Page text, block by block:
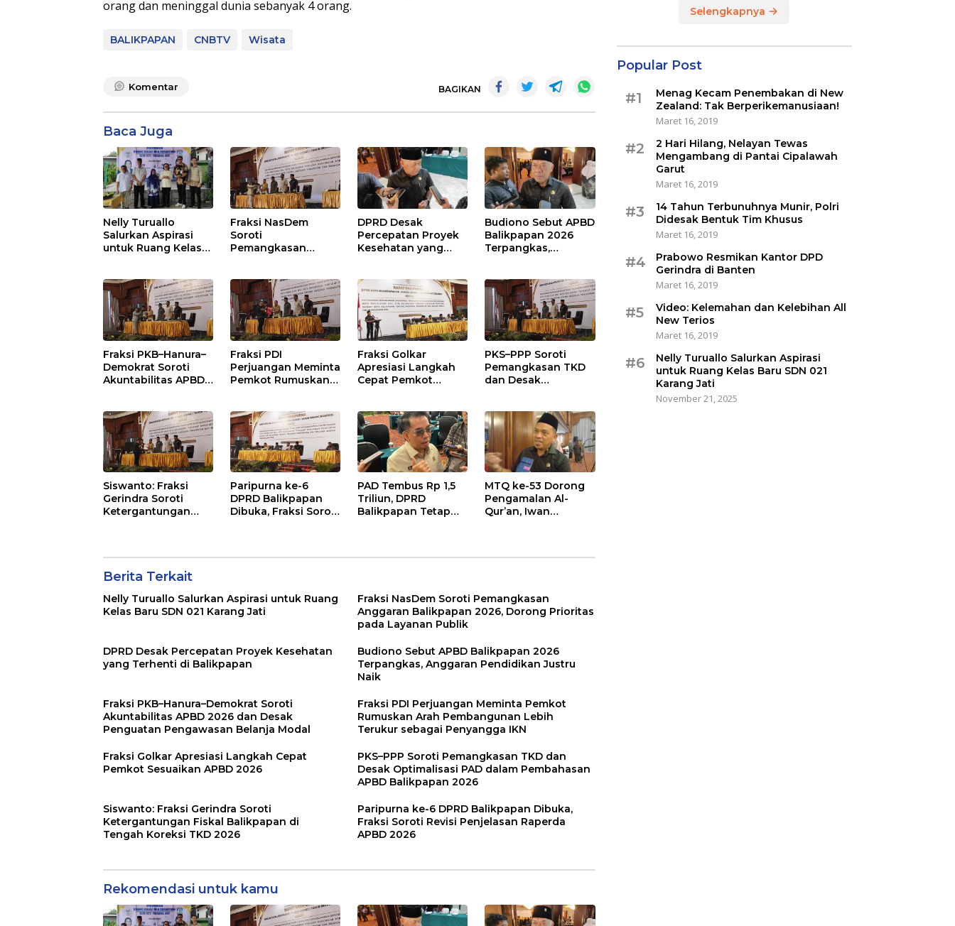
orang dan meninggal dunia sebanyak 4 orang.
BALIKPAPAN CNBTV Wisata
Komentar BAGIKAN
Baca Juga
Nelly Turuallo
Salurkan Aspirasi
untuk Ruang Kelas
Fraksi NasDem
Soroti
Pemangkasan
Dorong Prioritas
pada Layanan
Publik
DPRD Desak
Percepatan Proyek
Kesehatan yang
Budiono Sebut APBD
Balikpapan 2026
Terpangkas,
Naik
Fraksi PKB–Hanura–
Demokrat Soroti
Akuntabilitas APBD
Pengawasan
Belanja Modal
Fraksi PDI
Perjuangan Meminta
Pemkot Rumuskan
sebagai Penyangga
IKN
Fraksi Golkar
Apresiasi Langkah
Cepat Pemkot
PKS–PPP Soroti
Pemangkasan TKD
dan Desak
APBD Balikpapan
2026
Siswanto: Fraksi
Gerindra Soroti
Ketergantungan
Paripurna ke-6
DPRD Balikpapan
Dibuka, Fraksi Soroti
PAD Tembus Rp 1,5
Triliun, DPRD
Balikpapan Tetap
MTQ ke-53 Dorong
Pengamalan Al-
Qur’an, Iwan
Berita Terkait
Nelly Turuallo Salurkan Aspirasi untuk Ruang
Kelas Baru SDN 021 Karang Jati
Fraksi NasDem Soroti Pemangkasan
Anggaran Balikpapan 2026, Dorong Prioritas
pada Layanan Publik
DPRD Desak Percepatan Proyek Kesehatan
yang Terhenti di Balikpapan
Budiono Sebut APBD Balikpapan 2026
Terpangkas, Anggaran Pendidikan Justru
Naik
Fraksi PKB–Hanura–Demokrat Soroti
Akuntabilitas APBD 2026 dan Desak
Penguatan Pengawasan Belanja Modal
Fraksi PDI Perjuangan Meminta Pemkot
Rumuskan Arah Pembangunan Lebih
Terukur sebagai Penyangga IKN
Fraksi Golkar Apresiasi Langkah Cepat
Pemkot Sesuaikan APBD 2026
PKS–PPP Soroti Pemangkasan TKD dan
Desak Optimalisasi PAD dalam Pembahasan
APBD Balikpapan 2026
Siswanto: Fraksi Gerindra Soroti
Ketergantungan Fiskal Balikpapan di
Tengah Koreksi TKD 2026
Paripurna ke-6 DPRD Balikpapan Dibuka,
Fraksi Soroti Revisi Penjelasan Raperda
APBD 2026
Rekomendasi untuk kamu
Selengkapnya
Popular Post
#1
Menag Kecam Penembakan di New
Zealand: Tak Berperikemanusiaan!
Maret 16, 2019
#2
2 Hari Hilang, Nelayan Tewas
Mengambang di Pantai Cipalawah
Garut
Maret 16, 2019
#3
14 Tahun Terbunuhnya Munir, Polri
Didesak Bentuk Tim Khusus
Maret 16, 2019
#4
Prabowo Resmikan Kantor DPD
Gerindra di Banten
Maret 16, 2019
#5
Video: Kelemahan dan Kelebihan All
New Terios
Maret 16, 2019
#6
Nelly Turuallo Salurkan Aspirasi
untuk Ruang Kelas Baru SDN 021
Karang Jati
November 21, 2025